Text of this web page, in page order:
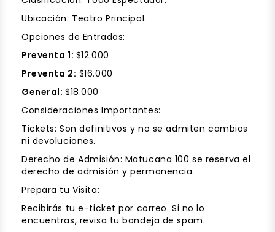
Ubicación: Teatro Principal.
Opciones de Entradas:
Preventa 1: $12.000
Preventa 2: $16.000
General:$18.000
Consideraciones Importantes:
Tickets: Son definitivos y no se admiten cambios
ni devoluciones.
Derecho de Admisión: Matucana 100 se reserva el
derecho de admisión y permanencia.
Prepara tu Visita:
Recibirás tu e-ticket por correo. Si no lo
encuentras, revisa tu bandeja de spam.